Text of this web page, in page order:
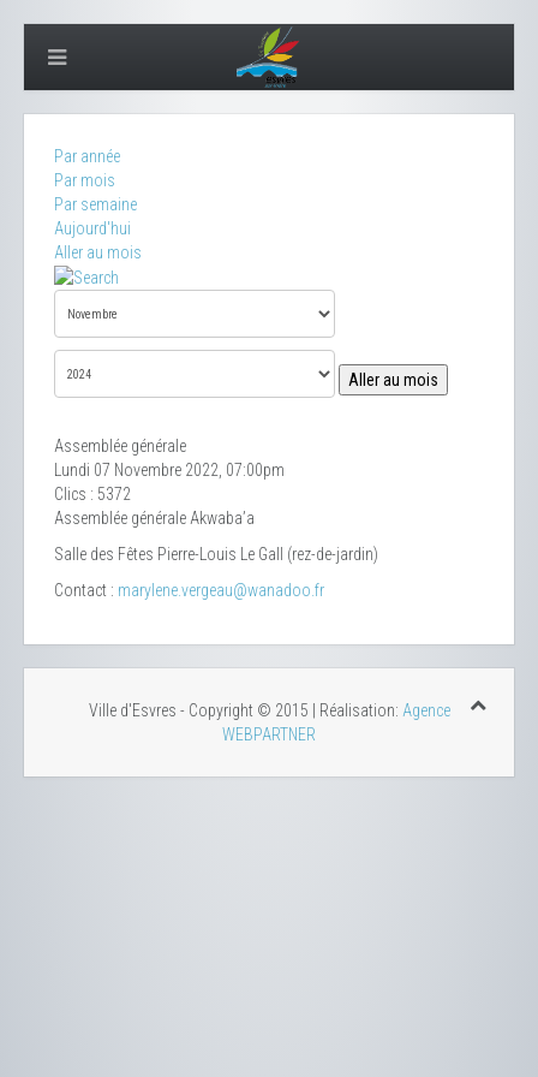
Par année
Par mois
Par semaine
Aujourd'hui
Aller au mois
Aller au mois
Assemblée générale
Lundi 07 Novembre 2022, 07:00pm
Clics : 5372
Assemblée générale Akwaba’a
Salle des Fêtes Pierre-Louis Le Gall (rez-de-jardin)
Contact : marylene.vergeau@wanadoo.fr
Ville d'Esvres - Copyright © 2015 | Réalisation: Agence
WEBPARTNER